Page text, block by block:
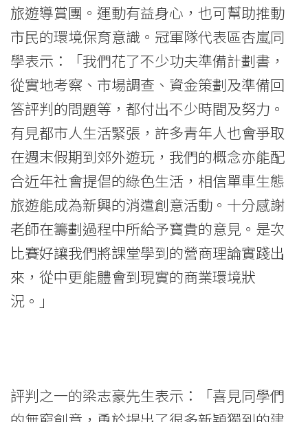
學
院
消
息
國
際
學
院
浸
會
旅遊導賞團。運動有益身心，也可幫助推動
市民的環境保育意識。冠軍隊代表區杏嵐同
學表示：「我們花了不少功夫準備計劃書，
從實地考察、市場調查、資金策劃及準備回
答評判的問題等，都付出不少時間及努力。
有見都市人生活緊張，許多青年人也會爭取
在週末假期到郊外遊玩，我們的概念亦能配
合近年社會提倡的綠色生活，相信單車生態
旅遊能成為新興的消遣創意活動。十分感謝
老師在籌劃過程中所給予寶貴的意見。是次
比賽好讓我們將課堂學到的營商理論實踐出
來，從中更能體會到現實的商業環境狀
況。」
評判之一的梁志豪先生表示：「喜見同學們